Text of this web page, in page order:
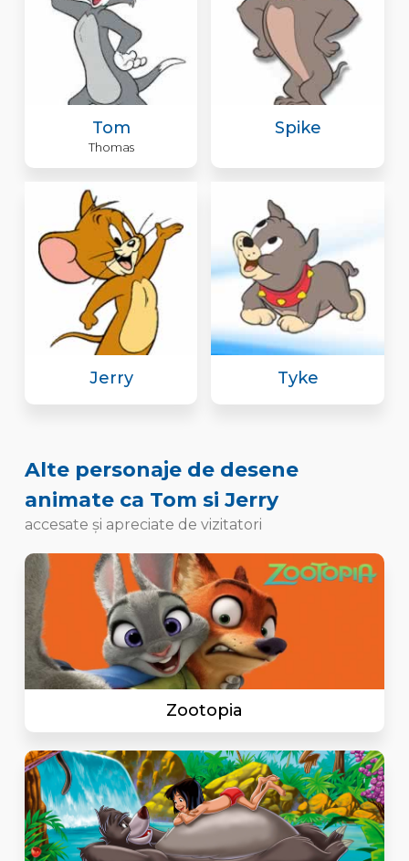
Tom
Thomas
Spike
Jerry Tyke
Alte personaje de desene
animate ca Tom si Jerry
accesate și apreciate de vizitatori
Zootopia